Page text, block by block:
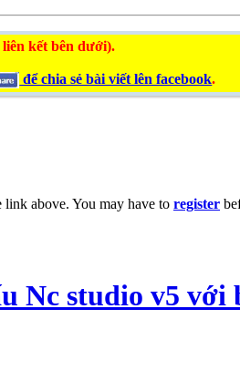
kết bên dưới).
để chia sẻ bài viết lên facebook.
above. You may have to register
Nc studio v5 với